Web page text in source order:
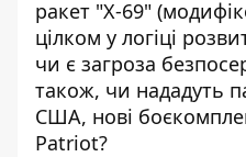
ракет "Х-69"
цілком у логіці
чи є загроза
також, чи нададуть
США, нові
Patriot?